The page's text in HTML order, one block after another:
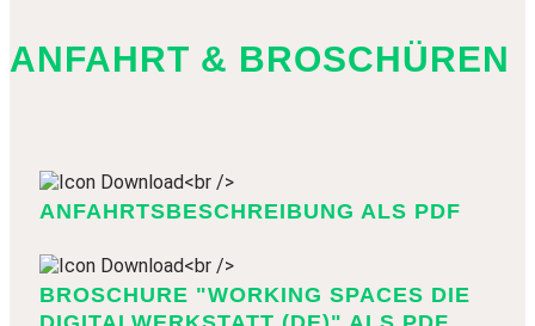
ANFAHRT & BROSCHÜREN
ANFAHRTSBESCHREIBUNG ALS PDF
BROSCHURE "WORKING SPACES DIE